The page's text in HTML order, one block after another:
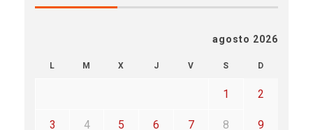
agosto 2026
L M X J V S D
1 2
3 4 5 6 7 8 9